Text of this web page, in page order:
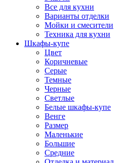
Все для кухни
Варианты отделки
Мойки и смесители
Техника для кухни
Шкафы-купе
Цвет
Коричневые
Серые
Темные
Черные
Светлые
Белые шкафы-купе
Венге
Размер
Маленькие
Большие
Средние